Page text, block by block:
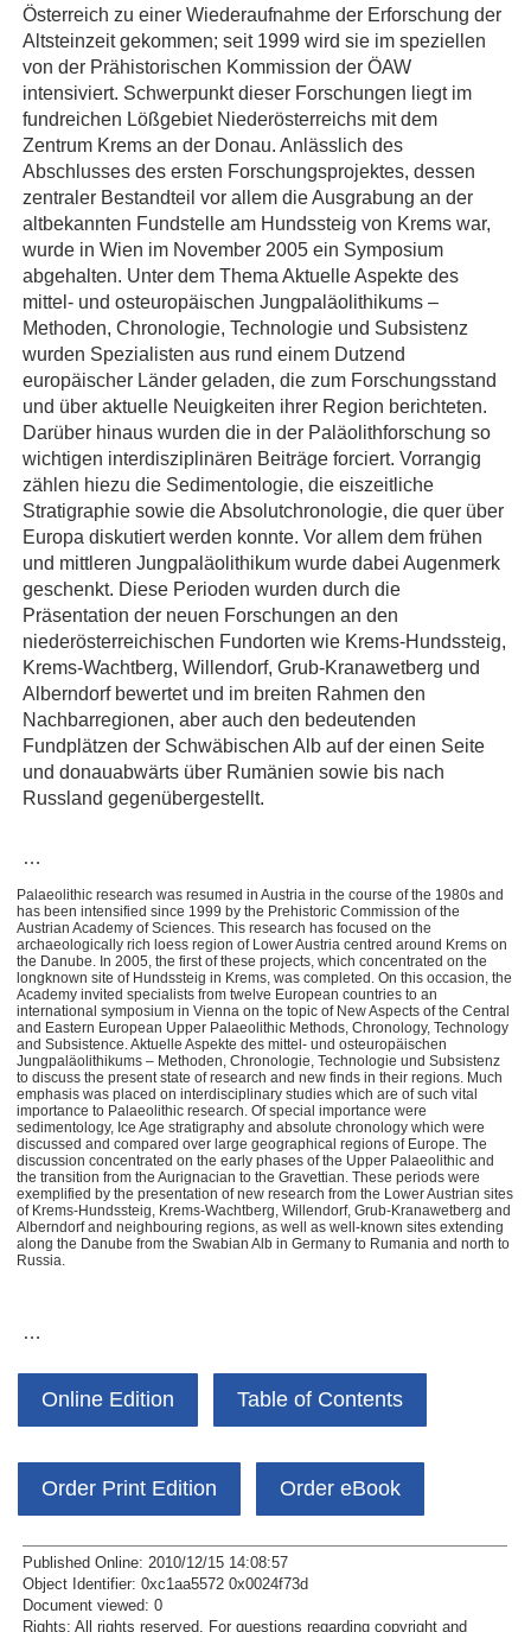
Österreich zu einer Wiederaufnahme der Erforschung der
Altsteinzeit gekommen; seit 1999 wird sie im speziellen
von der Prähistorischen Kommission der ÖAW
intensiviert. Schwerpunkt dieser Forschungen liegt im
fundreichen Lößgebiet Niederösterreichs mit dem
Zentrum Krems an der Donau. Anlässlich des
Abschlusses des ersten Forschungsprojektes, dessen
zentraler Bestandteil vor allem die Ausgrabung an der
altbekannten Fundstelle am Hundssteig von Krems war,
wurde in Wien im November 2005 ein Symposium
abgehalten. Unter dem Thema Aktuelle Aspekte des
mittel- und osteuropäischen Jungpaläolithikums –
Methoden, Chronologie, Technologie und Subsistenz
wurden Spezialisten aus rund einem Dutzend
europäischer Länder geladen, die zum Forschungsstand
und über aktuelle Neuigkeiten ihrer Region berichteten.
Darüber hinaus wurden die in der Paläolithforschung so
wichtigen interdisziplinären Beiträge forciert. Vorrangig
zählen hiezu die Sedimentologie, die eiszeitliche
Stratigraphie sowie die Absolutchronologie, die quer über
Europa diskutiert werden konnte. Vor allem dem frühen
und mittleren Jungpaläolithikum wurde dabei Augenmerk
geschenkt. Diese Perioden wurden durch die
Präsentation der neuen Forschungen an den
niederösterreichischen Fundorten wie Krems-Hundssteig,
Krems-Wachtberg, Willendorf, Grub-Kranawetberg und
Alberndorf bewertet und im breiten Rahmen den
Nachbarregionen, aber auch den bedeutenden
Fundplätzen der Schwäbischen Alb auf der einen Seite
und donauabwärts über Rumänien sowie bis nach
Russland gegenübergestellt.
Palaeolithic research was resumed in Austria in the course of the 1980s and
has been intensified since 1999 by the Prehistoric Commission of the
Austrian Academy of Sciences. This research has focused on the
archaeologically rich loess region of Lower Austria centred around Krems on
the Danube. In 2005, the first of these projects, which concentrated on the
longknown site of Hundssteig in Krems, was completed. On this occasion, the
Academy invited specialists from twelve European countries to an
international symposium in Vienna on the topic of New Aspects of the Central
and Eastern European Upper Palaeolithic Methods, Chronology, Technology
and Subsistence. Aktuelle Aspekte des mittel- und osteuropäischen
Jungpaläolithikums – Methoden, Chronologie, Technologie und Subsistenz
to discuss the present state of research and new finds in their regions. Much
emphasis was placed on interdisciplinary studies which are of such vital
importance to Palaeolithic research. Of special importance were
sedimentology, Ice Age stratigraphy and absolute chronology which were
discussed and compared over large geographical regions of Europe. The
discussion concentrated on the early phases of the Upper Palaeolithic and
the transition from the Aurignacian to the Gravettian. These periods were
exemplified by the presentation of new research from the Lower Austrian sites
of Krems-Hundssteig, Krems-Wachtberg, Willendorf, Grub-Kranawetberg and
Alberndorf and neighbouring regions, as well as well-known sites extending
along the Danube from the Swabian Alb in Germany to Rumania and north to
Russia.
Online Edition Table of Contents
Order Print Edition Order eBook
Published Online: 2010/12/15 14:08:57
Object Identifier: 0xc1aa5572 0x0024f73d
Document viewed: 0
Rights: All rights reserved. For questions regarding copyright and